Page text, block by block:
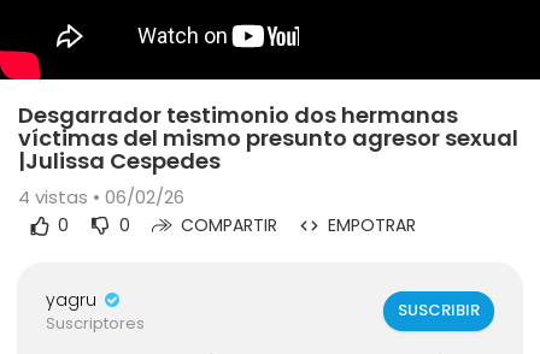
Desgarrador testimonio dos hermanas
víctimas del mismo presunto agresor sexual
|Julissa Cespedes
4 vistas • 06/02/26
0 0 COMPARTIR EMPOTRAR
yagru
Suscriptores
SUSCRIBIR